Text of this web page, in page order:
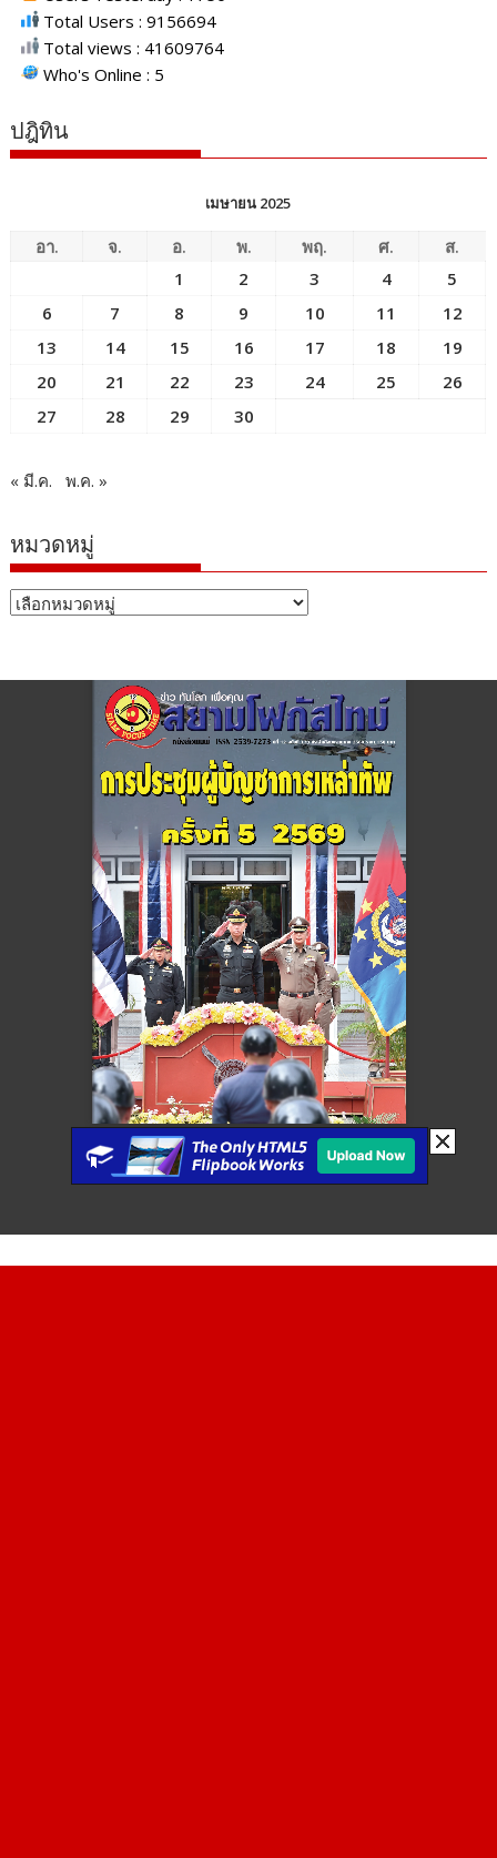
Total Users : 9156694
Total views : 41609764
Who's Online : 5
ปฎิทิน
เมษายน 2025
อา. จ. อ. พ. พฤ. ศ.
ส.
1
2 3 4
5
6
7 8 9 10 11
12
13
14 15 16 17 18
19
20
21 22 23 24 25
26
27
28 29 30
« มี.ค. พ.ค. »
หมวดหมู่
หมวด